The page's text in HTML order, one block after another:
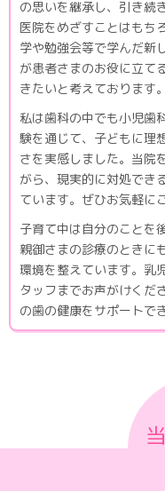
の思いを継承し、引き続
医院をめざすことはもち
学や勉強会等で学んだ新
が患者さまのお役に立て
きたいと考えております。
私は歯科の中でも小児歯
験を通じて、子どもに理
さを実感しました。当院
がら、現実的に対処でき
ています。ぜひお気軽に
子育て中は自分のことを
親御さまの診療のときに
環境を整えています。乳
タッフまでお声がけくだ
の歯の健康をサポートで